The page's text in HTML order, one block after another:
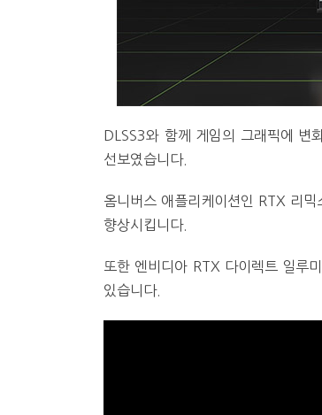
DLSS3와 함께 게임의 그래픽에 변
선보였습니다.
옴니버스 애플리케이션인 RTX 리
향상시킵니다.
또한 엔비디아 RTX 다이렉트 일루
있습니다.